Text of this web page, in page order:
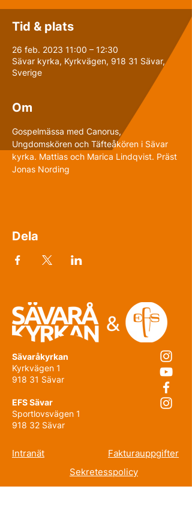
Tid & plats
26 feb. 2023 11:00 – 12:30
Sävar kyrka, Kyrkvägen, 918 31 Sävar,
Sverige
Om
Gospelmässa med Canorus,
Ungdomskören och Täfteåkören i Sävar
kyrka. Mattias och Marica Lindqvist. Präst
Jonas Nording
Dela
Sävaråkyrkan
Kyrkvägen 1
918 31 Sävar
EFS Sävar
Sportlovsvägen 1
918 32 Sävar
Fakturauppgifter
Intranät
Sekretesspolicy